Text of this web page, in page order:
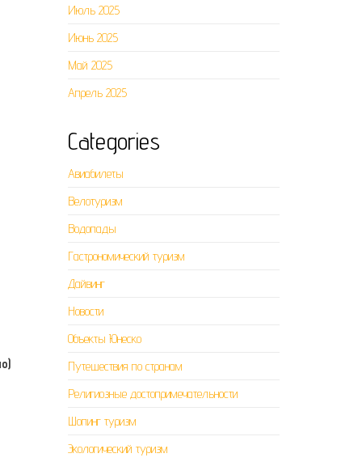
Июль 2025
Июнь 2025
Май 2025
Апрель 2025
Categories
Авиабилеты
Велотуризм
Водопады
Гастрономический туризм
Дайвинг
Новости
Объекты Юнеско
Путешествия по странам
Религиозные достопримечательности
Шопинг туризм
Экологический туризм